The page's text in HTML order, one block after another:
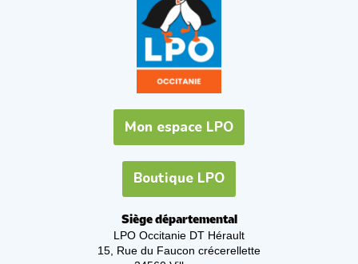
Mon espace LPO
Boutique LPO
Siège départemental
LPO Occitanie DT Hérault
15, Rue du Faucon crécerellette